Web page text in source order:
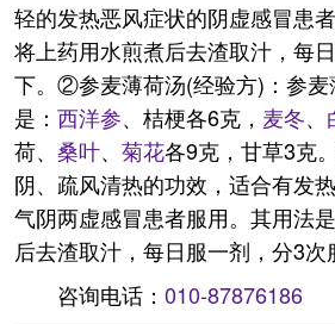
轻的发热恶风症状的阴虚感冒患
将上药用水煎煮后去渣取汁，每
下。②参麦薄荷汤(经验方)：参麦
是： 西洋参、桔梗各6克， 麦冬、
荷、 桑叶、 菊花各9克，甘草3克
阴、疏风清热的功效，适合有发
气阴两虚感冒患者服用。其用法
后去渣取汁，每日服一剂，分3次
咨询电话： 010-87876186